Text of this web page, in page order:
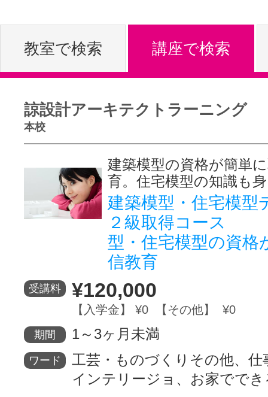
やりたいこ
特集をみる
グッドスク
掲載のお問
教室で検索 講座で検索
諒設計アーキテクトラーニング
本校
建築模型の資格が簡単
育。住宅模型の知識も
建築模型・住宅模型
２級取得コース
型・住宅模型の資格
信教育
受講料 ¥120,000
【入学金】 ¥0 【その他】 ¥0
期間 1～3ヶ月未満
ワード
工芸・ものづくりその他、仕
インテリージョ、お家ででき